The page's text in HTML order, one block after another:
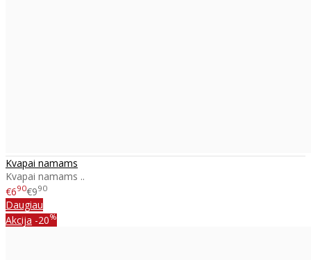
Kvapai namams
Kvapai namams ..
€690€990
Daugiau
Akcija -20%